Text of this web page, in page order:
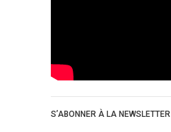
S’ABONNER À LA NEWSLETTER